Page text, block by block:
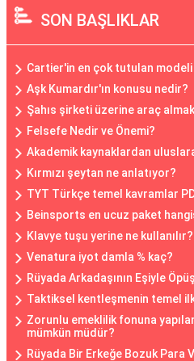
SON BAŞLIKLAR
Cartier'in en çok tutulan modeli
Aşk Kumardır'ın konusu nedir?
Şahıs şirketi üzerine araç almak
Felsefe Nedir ve Önemi?
Akademik kaynaklardan
Kırmızı şeytan ne anlatıyor?
TYT Türkçe temel kavramlar
Beinsports en ucuz paket
Klavye tuşu yerine ne kullanılır?
Venatura iyot damla % kaç?
Rüyada Arkadaşının Eşiyle
Taktiksel kentleşmenin temel
Zorunlu emeklilik fonuna
mümkün müdür?
Rüyada Bir Erkeğe Bozuk Para